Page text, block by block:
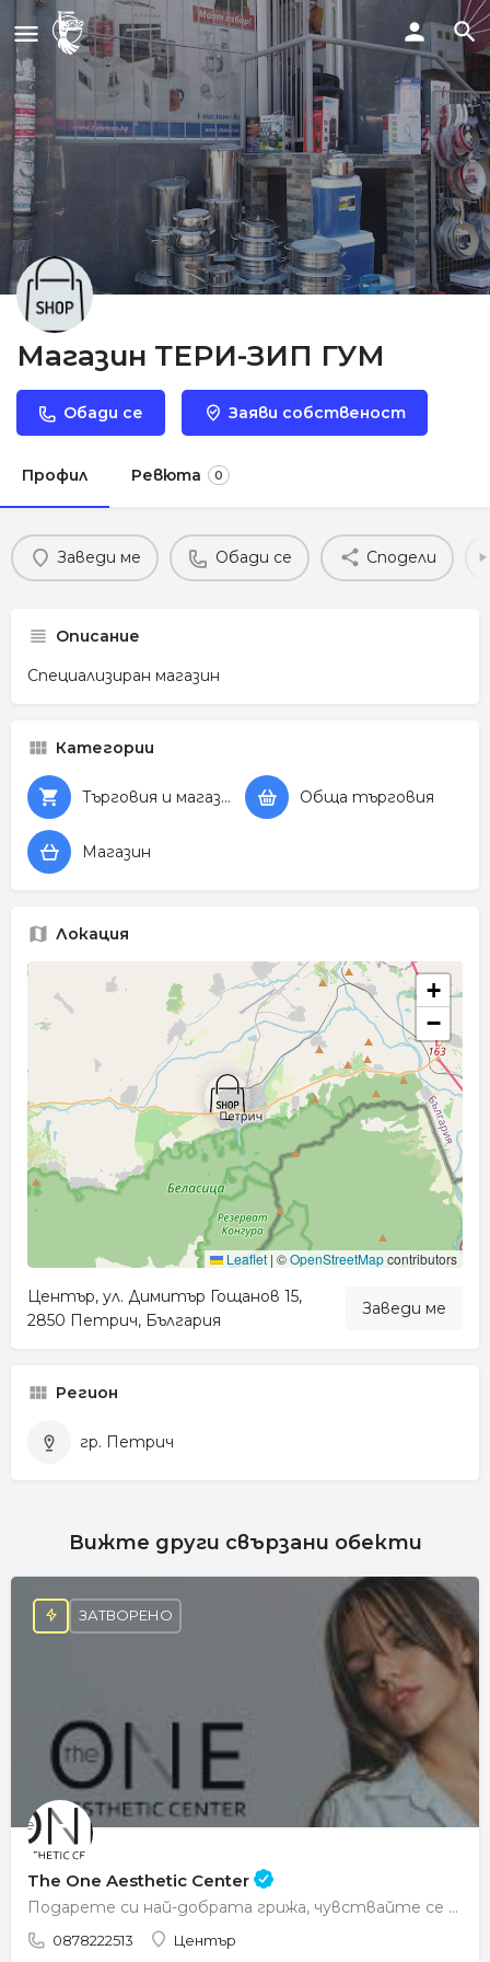
Магазин ТЕРИ-ЗИП ГУМ
Обади се Заяви собственост
Профил Ревюта 0
Заведи ме Обади се Сподели
Описание
Специализиран магазин
Категории
Търговия и магазини Обща търговия
Магазин
Локация
+
−
Leaflet | ©OpenStreetMapcontributors
Център, ул. Димитър Гощанов 15,
2850 Петрич, България
Заведи ме
Регион
гр. Петрич
Вижте други свързани обекти
The One Aesthetic Center
Подарете си най-добрата грижа, чувствайте се красиви всеки ден.
0878222513 Център
ЗАТВОРЕНО